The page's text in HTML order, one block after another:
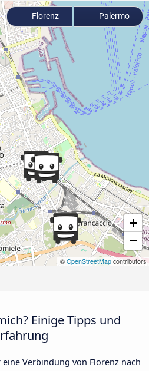
+
−
© OpenStreetMap contributors
Florenz Palermo
Einige Tipps und
Verbindung von Florenz nach